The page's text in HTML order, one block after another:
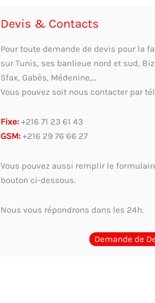
Devis & Contacts
Pour toute demande de devis pour la
sur Tunis, ses banlieue nord et sud,
Sfax, Gabès, Médenine,...
Vous pouvez soit nous contacter par
Fixe: +216 71 23 61 43
GSM: +216 29 76 66 27
Vous pouvez aussi remplir le
bouton ci-dessous.
Nous vous répondrons dans les 24h.
Demande de